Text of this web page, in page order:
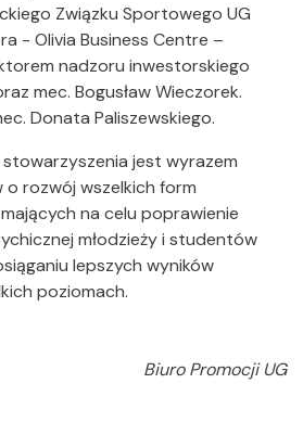
Związku Sportowego UG
- Olivia Business Centre –
nadzoru inwestorskiego
mec. Bogusław Wieczorek.
Donata Paliszewskiego.
jest wyrazem
rozwój wszelkich form
na celu poprawienie
młodzieży i studentów
lepszych wyników
poziomach.
Biuro Promocji UG